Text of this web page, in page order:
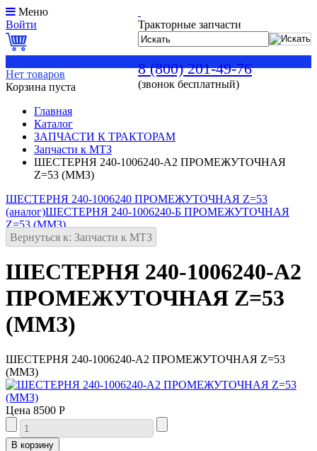
Тракторные запчасти
8 (800) 201-49-76
(звонок бесплатный)
Меню
Войти
Нет товаров
Корзина пуста
Главная
Каталог
ЗАПЧАСТИ К ТРАКТОРАМ
Запчасти к МТЗ
ШЕСТЕРНЯ 240-1006240-А2 ПРОМЕЖУТОЧНАЯ
Z=53 (ММЗ)
ШЕСТЕРНЯ 240-1006240 ПРОМЕЖУТОЧНАЯ Z=53
(аналог)ШЕСТЕРНЯ 240-1006240-Б ПРОМЕЖУТОЧНАЯ
Z=53 (ММЗ)
Вернуться к: Запчасти к МТЗ
ШЕСТЕРНЯ 240-1006240-А2
ПРОМЕЖУТОЧНАЯ Z=53
(ММЗ)
ШЕСТЕРНЯ 240-1006240-А2 ПРОМЕЖУТОЧНАЯ Z=53
(ММЗ)
Цена 8500 Р